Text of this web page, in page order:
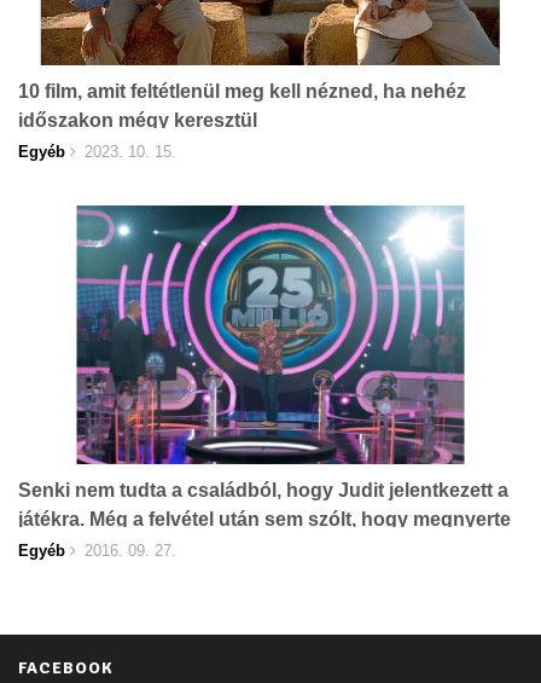
10 film, amit feltétlenül meg kell nézned, ha nehéz
időszakon mégy keresztül
Egyéb 2023. 10. 15.
Senki nem tudta a családból, hogy Judit jelentkezett a
játékra. Még a felvétel után sem szólt, hogy megnyerte
a fődíjat...
Egyéb 2016. 09. 27.
FACEBOOK